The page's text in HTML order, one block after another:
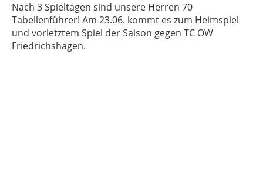
Nach 3 Spieltagen sind unsere Herren 70
Tabellenführer! Am 23.06. kommt es zum Heimspiel
und vorletztem Spiel der Saison gegen TC OW
Friedrichshagen.